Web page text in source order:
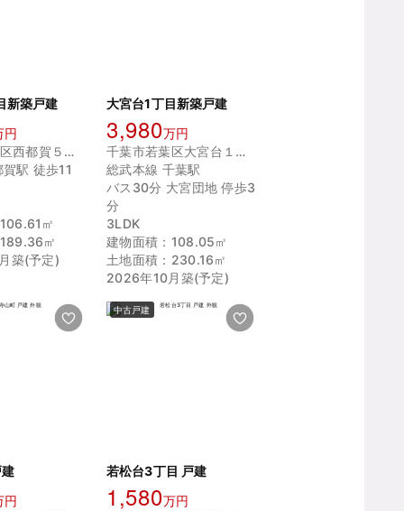
新築戸建
円
千葉市若葉区西都賀５丁目
駅 徒歩11
㎡
㎡
築(予定)
大宮台1丁目新築戸建
3,980万円
千葉市若葉区大宮台１丁目
総武本線 千葉駅
バス30分 大宮団地 停歩3
分
3LDK
建物面積：108.05㎡
土地面積：230.16㎡
2026年10月築(予定)
円
中古戸建
若松台3丁目 戸建
1,580万円